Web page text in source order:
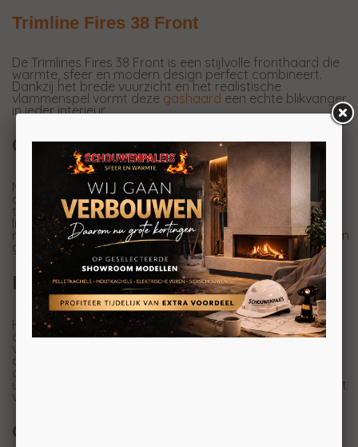
Trimline Fires 38 Front
De Trimlines Fires 38 Front is een stijlvolle fronthaard die
warmte, sfeer en modern design perfect combineert.
Dankzij het brede vuurzicht en het realistische
vlammenspel vormt deze gashaard een echte blikvanger
in ieder interieur.
Over het model
Met de Trimlines Fires 38 Front haalt u een haard in huis
die niet alleen warmte geeft, maar ook echt iets
toevoegt aan uw interieur. Door het strakke frontdesign
ligt de focus volledig op het vuur en krijgt de haard een
rustige, moderne uitstraling. De haard is voorzien van een
gesloten systeem.
Realistisch vuurbeeld
Het vuurbeeld van de Trimlines Fires 38 Front is
ontwikkeld voor maximale sfeerbeleving. De dansende
vlammen, het realistische houtset en de verschillende
afwerkingsmogelijkheden zorgen voor een warme en
authentieke uitstraling. Optioneel kan de haard worden
uitgevoerd met ontspiegeld glas (AR glas), waardoor het
vuur nóg beter tot zijn recht komt.
Gebruiksgemak en comfort